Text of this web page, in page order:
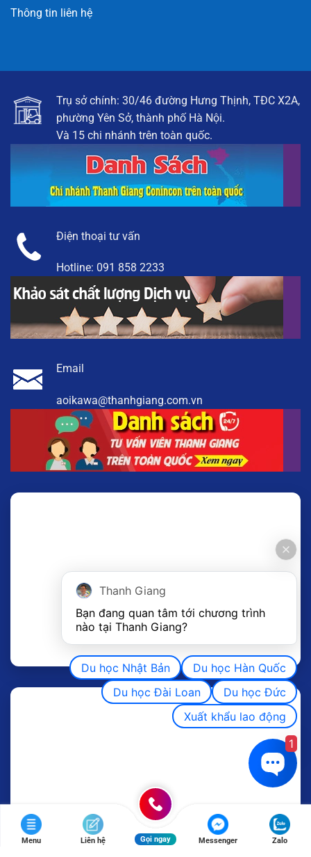
Thông tin liên hệ
Trụ sở chính: 30/46 đường Hưng Thịnh, TĐC X2A,
phường Yên Sở, thành phố Hà Nội.
Và 15 chi nhánh trên toàn quốc.
Điện thoại tư vấn
Hotline: 091 858 2233
Email
aoikawa@thanhgiang.com.vn
Menu Liên hệ Gọi ngay Messenger Zalo
Thanh Giang
Bạn đang quan tâm tới chương trình
nào tại Thanh Giang?
Du học Nhật Bản
Du học Hàn Quốc
Du học Đài Loan
Du học Đức
Xuất khẩu lao động
1